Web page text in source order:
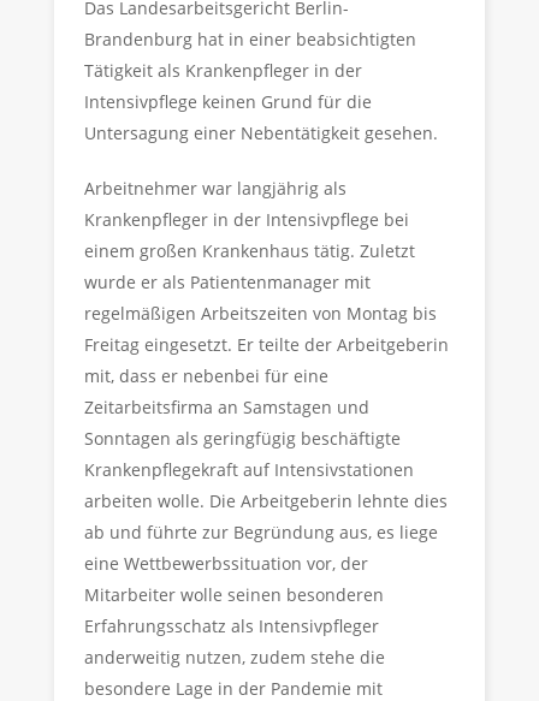
Das Landesarbeitsgericht Berlin-
Brandenburg hat in einer beabsichtigten
Tätigkeit als Krankenpfleger in der
Intensivpflege keinen Grund für die
Untersagung einer Nebentätigkeit gesehen.
Arbeitnehmer war langjährig als
Krankenpfleger in der Intensivpflege bei
einem großen Krankenhaus tätig. Zuletzt
wurde er als Patientenmanager mit
regelmäßigen Arbeitszeiten von Montag bis
Freitag eingesetzt. Er teilte der Arbeitgeberin
mit, dass er nebenbei für eine
Zeitarbeitsfirma an Samstagen und
Sonntagen als geringfügig beschäftigte
Krankenpflegekraft auf Intensivstationen
arbeiten wolle. Die Arbeitgeberin lehnte dies
ab und führte zur Begründung aus, es liege
eine Wettbewerbssituation vor, der
Mitarbeiter wolle seinen besonderen
Erfahrungsschatz als Intensivpfleger
anderweitig nutzen, zudem stehe die
besondere Lage in der Pandemie mit